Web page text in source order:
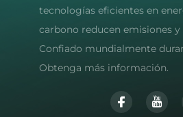
tecnologías eficientes en
carbono reducen emisiones y
Confiado mundialmente
Obtenga más información.